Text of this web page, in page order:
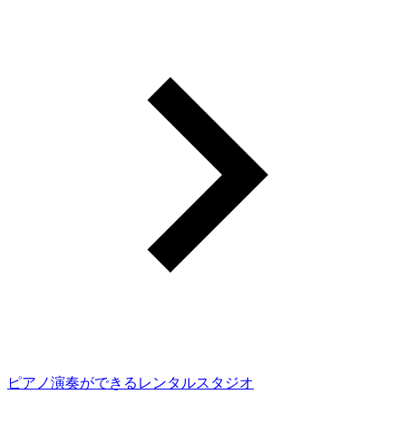
ピアノ演奏ができるレンタルスタジオ